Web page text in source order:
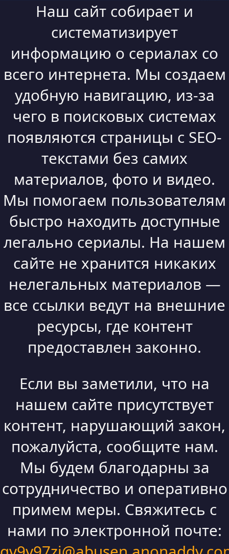
Наш сайт собирает и
систематизирует
информацию о сериалах со
всего интернета. Мы создаем
удобную навигацию, из-за
чего в поисковых системах
появляются страницы с SEO-
текстами без самих
материалов, фото и видео.
Мы помогаем пользователям
быстро находить доступные
легально сериалы. На нашем
сайте не хранится никаких
нелегальных материалов —
все ссылки ведут на внешние
ресурсы, где контент
предоставлен законно.
Если вы заметили, что на
нашем сайте присутствует
контент, нарушающий закон,
пожалуйста, сообщите нам.
Мы будем благодарны за
сотрудничество и оперативно
примем меры. Свяжитесь с
нами по электронной почте: